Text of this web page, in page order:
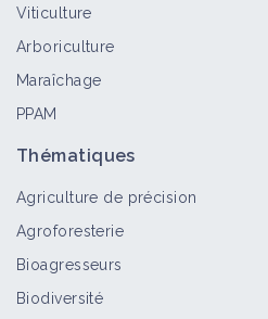
Viticulture
Arboriculture
Maraîchage
PPAM
Thématiques
Agriculture de précision
Agroforesterie
Bioagresseurs
Biodiversité